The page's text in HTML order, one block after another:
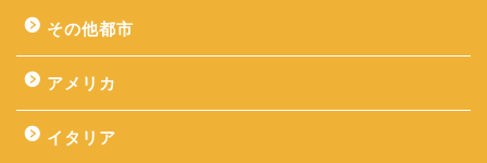
その他都市
アメリカ
イタリア